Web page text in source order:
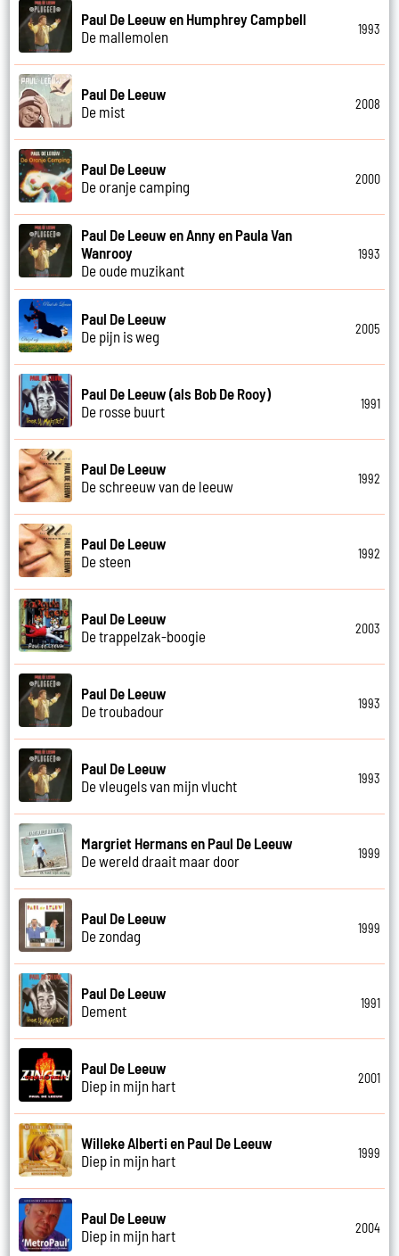
Paul De Leeuw en Humphrey Campbell
De mallemolen
1993
Paul De Leeuw
De mist
2008
Paul De Leeuw
De oranje camping
2000
Paul De Leeuw en Anny en Paula Van
Wanrooy
De oude muzikant
1993
Paul De Leeuw
De pijn is weg
2005
Paul De Leeuw (als Bob De Rooy)
De rosse buurt
1991
Paul De Leeuw
De schreeuw van de leeuw
1992
Paul De Leeuw
De steen
1992
Paul De Leeuw
De trappelzak-boogie
2003
Paul De Leeuw
De troubadour
1993
Paul De Leeuw
De vleugels van mijn vlucht
1993
Margriet Hermans en Paul De Leeuw
De wereld draait maar door
1999
Paul De Leeuw
De zondag
1999
Paul De Leeuw
Dement
1991
Paul De Leeuw
Diep in mijn hart
2001
Willeke Alberti en Paul De Leeuw
Diep in mijn hart
1999
Paul De Leeuw
Diep in mijn hart
2004